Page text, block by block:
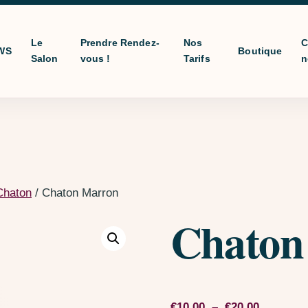
Le
Salon
Prendre Rendez-
vous !
Nos
Tarifs
Boutique
/ Chaton Marron